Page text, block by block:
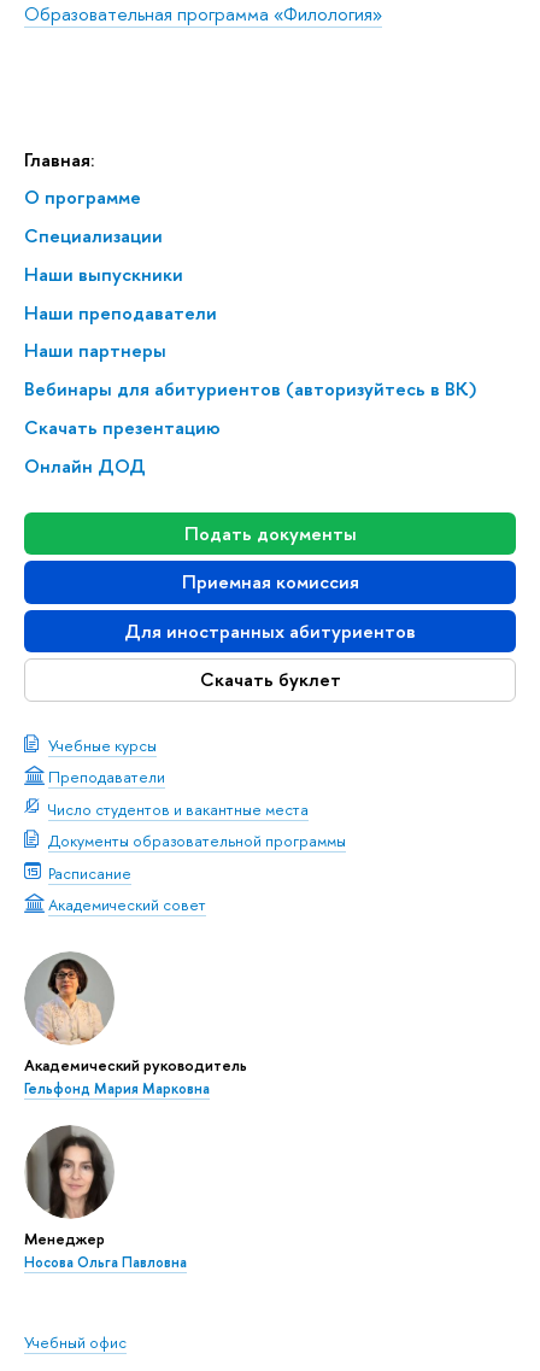
Главная:
О программе
Специализации
Наши выпускники
Наши преподаватели
Наши партнеры
Вебинары для абитуриентов (авторизуйтесь в ВК)
Скачать презентацию
Онлайн ДОД
Подать документы
Приемная комиссия
Для иностранных абитуриентов
Скачать буклет
Учебные курсы
Преподаватели
Число студентов и вакантные места
Документы образовательной программы
Расписание
Академический совет
Академический руководитель
Гельфонд Мария Марковна
Менеджер
Носова Ольга Павловна
Учебный офис
Образовательная программа «Филология»